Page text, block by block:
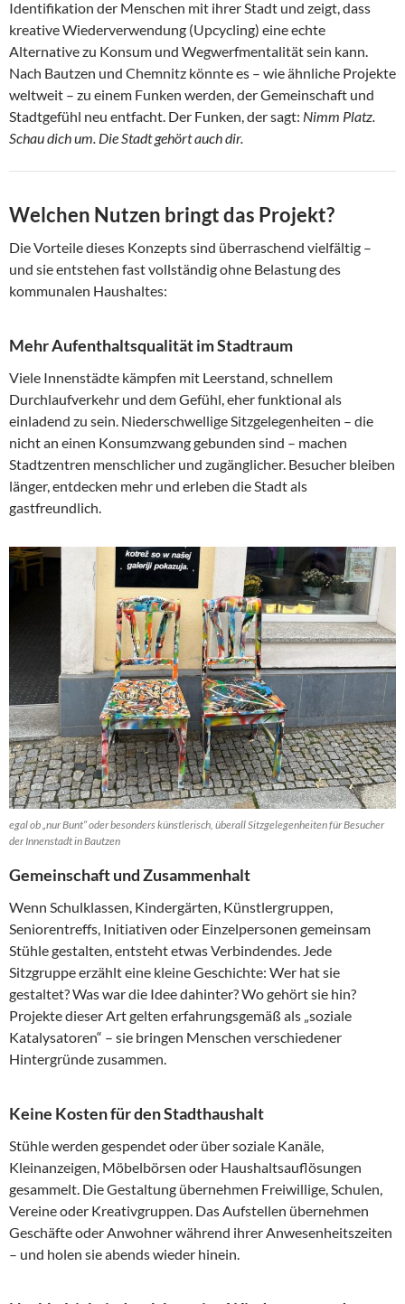
Identifikation der Menschen mit ihrer Stadt und zeigt, dass
kreative Wiederverwendung (Upcycling) eine echte
Alternative zu Konsum und Wegwerfmentalität sein kann.
Nach Bautzen und Chemnitz könnte es – wie ähnliche Projekte
weltweit – zu einem Funken werden, der Gemeinschaft und
Stadtgefühl neu entfacht. Der Funken, der sagt: Nimm Platz.
Schau dich um. Die Stadt gehört auch dir.
Welchen Nutzen bringt das Projekt?
Die Vorteile dieses Konzepts sind überraschend vielfältig –
und sie entstehen fast vollständig ohne Belastung des
kommunalen Haushaltes:
Mehr Aufenthaltsqualität im Stadtraum
Viele Innenstädte kämpfen mit Leerstand, schnellem
Durchlaufverkehr und dem Gefühl, eher funktional als
einladend zu sein. Niederschwellige Sitzgelegenheiten – die
nicht an einen Konsumzwang gebunden sind – machen
Stadtzentren menschlicher und zugänglicher. Besucher bleiben
länger, entdecken mehr und erleben die Stadt als
gastfreundlich.
egal ob „nur Bunt“ oder besonders künstlerisch, überall Sitzgelegenheiten für Besucher
der Innenstadt in Bautzen
Gemeinschaft und Zusammenhalt
Wenn Schulklassen, Kindergärten, Künstlergruppen,
Seniorentreffs, Initiativen oder Einzelpersonen gemeinsam
Stühle gestalten, entsteht etwas Verbindendes. Jede
Sitzgruppe erzählt eine kleine Geschichte: Wer hat sie
gestaltet? Was war die Idee dahinter? Wo gehört sie hin?
Projekte dieser Art gelten erfahrungsgemäß als „soziale
Katalysatoren“ – sie bringen Menschen verschiedener
Hintergründe zusammen.
Keine Kosten für den Stadthaushalt
Stühle werden gespendet oder über soziale Kanäle,
Kleinanzeigen, Möbelbörsen oder Haushaltsauflösungen
gesammelt. Die Gestaltung übernehmen Freiwillige, Schulen,
Vereine oder Kreativgruppen. Das Aufstellen übernehmen
Geschäfte oder Anwohner während ihrer Anwesenheitszeiten
– und holen sie abends wieder hinein.